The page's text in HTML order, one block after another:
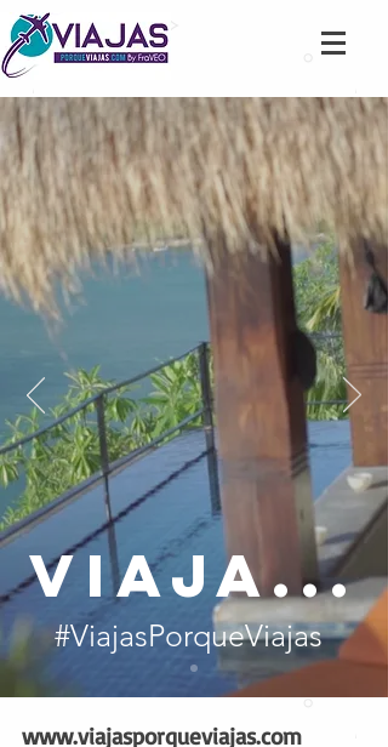
viaja...
#ViajasPorqueViajas
www.viajasporqueviajas.com